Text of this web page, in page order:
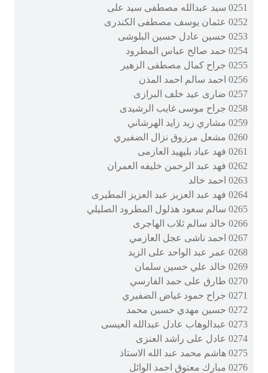
0251 سيد عبدالله مصطفى سيد على
0252 عثمان يوسف مصطفى الكندرى
0253 حسين عادل حسين البلوشى
0254 حمد صالح عباس المطرود
0255 جراح كمال مصطفى الزهير
0256 احمد سالم احمد المذن
0257 ضارى عيد خلف البرازى
0258 جراح موسى غايب الرشيدى
0259 مشاري زيد زايد الهرشاني
0260 مشعل مرزوق نزال الضفيري
0261 فهد عياد بليهيد العازمى
0262 فهد عبد الرحمن خليفه العمران
0263 احمد خالد
0264 فهد عبد العزيز عبد العزيز المطيرى
0265 سالم سعود هذلول المطرود الصليلي
0266 خالد سالم ثلاب الهاجرى
0267 احمد ناشى عجل العازمي
0268 عمر عبد الواحد على الزيد
0269 خالد علي حسين سلمان
0270 طارق على حمد الفارسي
0271 جراح حمود غياض الضفيري
0272 حسين مهدي حسين محمد
0273 عبدالوهاب عادل عبدالله العيسى
0274 عادل على راشد العنزى
0275 هاشم محمد عبد الله الاستاذ
0276 مبارك معتوق احمد الوائل